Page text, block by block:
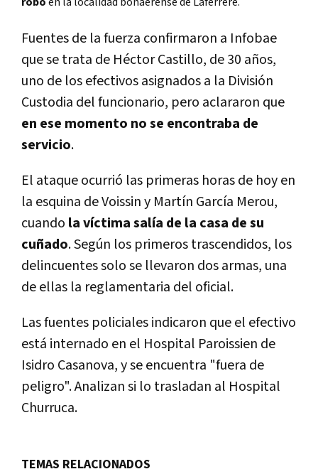
Fuentes de la fuerza confirmaron a Infobae
que se trata de Héctor Castillo, de 30 años,
uno de los efectivos asignados a la División
Custodia del funcionario, pero aclararon que
en ese momento no se encontraba de
servicio.
El ataque ocurrió las primeras horas de hoy en
la esquina de Voissin y Martín García Merou,
cuando la víctima salía de la casa de su
cuñado. Según los primeros trascendidos, los
delincuentes solo se llevaron dos armas, una
de ellas la reglamentaria del oficial.
Las fuentes policiales indicaron que el efectivo
está internado en el Hospital Paroissien de
Isidro Casanova, y se encuentra "fuera de
peligro". Analizan si lo trasladan al Hospital
Churruca.
TEMAS RELACIONADOS